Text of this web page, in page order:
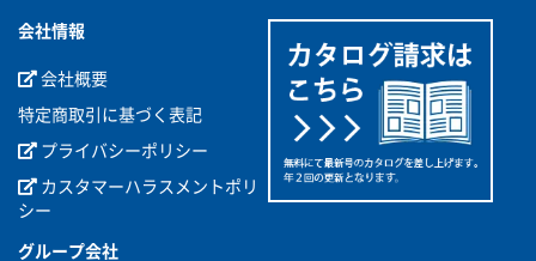
会社情報
会社概要
特定商取引に基づく表記
プライバシーポリシー
カスタマーハラスメントポリ
シー
グループ会社